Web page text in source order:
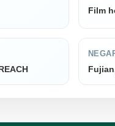
Film